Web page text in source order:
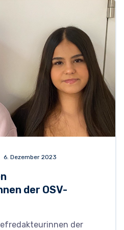
6. Dezember 2023
der OSV-
der